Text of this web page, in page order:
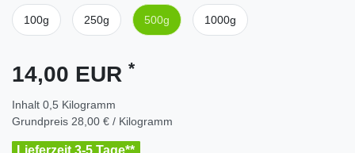
100g 250g 500g 1000g
14,00 EUR *
Inhalt 0,5 Kilogramm
Grundpreis 28,00 € / Kilogramm